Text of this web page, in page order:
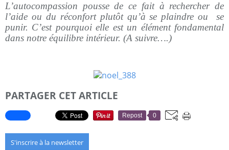
L’autocompassion pousse de ce fait à rechercher de
l’aide ou du réconfort plutôt qu’à se plaindre ou se
punir. C’est pourquoi elle est un élément fondamental
dans notre équilibre intérieur. (A suivre….)
PARTAGER CET ARTICLE
Repost 0
S'inscrire à la newsletter